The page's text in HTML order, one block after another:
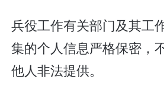
兵役工作有关部门及其工
集的个人信息严格保密，
他人非法提供。